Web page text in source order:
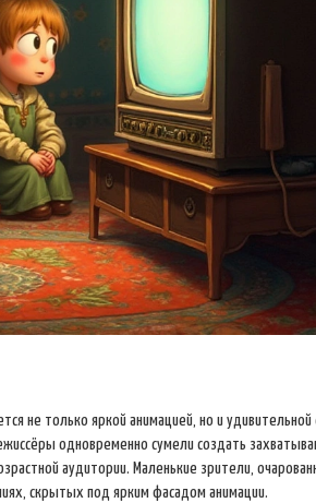
не только яркой анимацией, но и удивительной
одновременно сумели создать
аудитории. Маленькие зрители,
скрытых под ярким фасадом анимации.